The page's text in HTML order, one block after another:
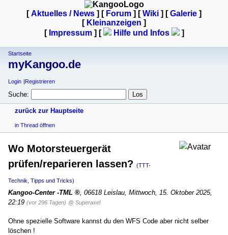
[Aktuelles / News ] [ Forum ] [Wiki ] [Galerie ]
[ Kleinanzeigen ]
[ Impressum] [ Hilfe und Infos ]
Startseite
myKangoo.de
Login Registrieren
Suche:
zurück zur Hauptseite
in Thread öffnen
Wo Motorsteuergerät
prüfen/reparieren lassen? (TTT-
Technik, Tipps und Tricks)
Kangoo-Center -TML 06618 Leislau Mittwoch, 15. Oktober 2025,
22:19 (vor 296 Tagen) @ Superaxel
Ohne spezielle Software kannst du den WFS Code aber nicht selber
löschen !